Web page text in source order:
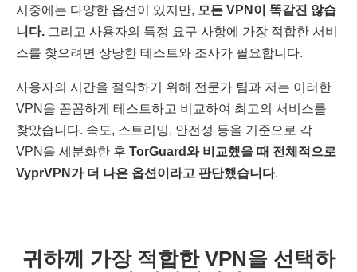
시중에는 다양한 옵션이 있지만, 모든 VPN이 똑같진 않습
니다. 그리고 사용자의 특정 요구 사항에 가장 적합한 서비
스를 찾으려면 상당한 테스트와 조사가 필요합니다.
사용자의 시간을 절약하기 위해 전문가 팀과 저는 이러한
VPN을 꼼꼼하게 테스트하고 비교하여 최고의 서비스를
찾았습니다. 속도, 스트리밍, 안전성 등을 기준으로 각
VPN을 세분화한 후 TorGuard와 비교했을 때 전체적으로
VyprVPN가 더 나은 옵션이라고 판단했습니다.
귀하께 가장 적합한 VPN을 선택하